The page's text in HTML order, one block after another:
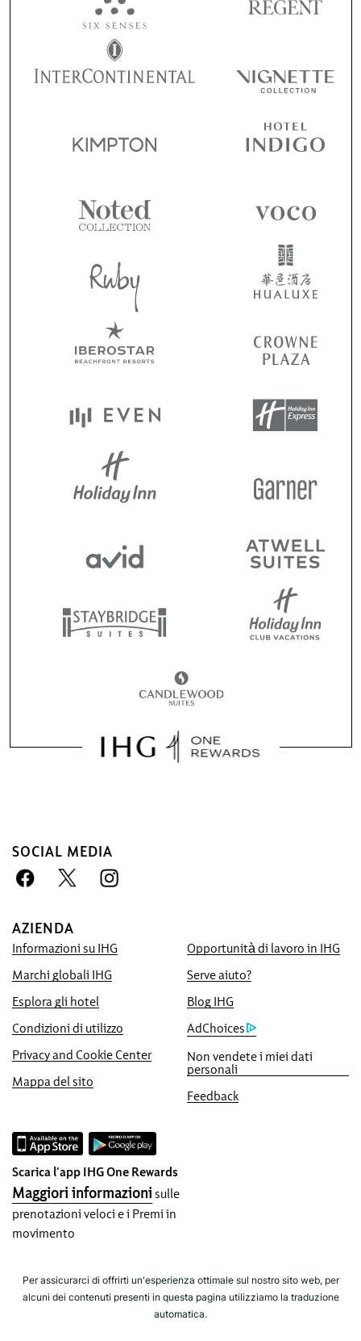
SOCIAL MEDIA
AZIENDA
Informazioni su IHG
Opportunità di lavoro in IHG
Marchi globali IHG
Serve aiuto?
Esplora gli hotel
Blog IHG
Condizioni di utilizzo
AdChoices
Privacy and Cookie Center
Non vendete i miei dati
personali
Mappa del sito
Feedback
Scarica l'app IHG One Rewards
Maggiori informazioni sulle
prenotazioni veloci e i Premi in
movimento
Prenotare con noi conviene
Miglior Prezzo Garantito
disponibile online, altrimenti applicheremo
quello che hai trovato tu e ti offriremo il
quintuplo dei punti IHG® Rewards Club,
fino a un massimo di 40.000 punti.
Garanzia di prenotazione on-line
La tua camera è garantita.
Nessun costo fisso di prenotazione!
Non applichiamo alcuna commissione per
noi.
Tutela dei dati e sicurezza del sito
La tua privacy è molto importante per IHG e
ci impegniamo al massimo per proteggerla.
Tutti i dati personali forniti sono criptati e
protetti.
Per assicurarci di offrirti un'esperienza ottimale sul nostro sito web, per
alcuni dei contenuti presenti in questa pagina utilizziamo la traduzione
automatica.